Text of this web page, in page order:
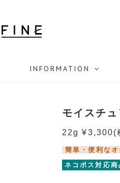
INFORMATION
モイスチ
22g ¥3,300(
簡単・便利な
ネコポス対応商